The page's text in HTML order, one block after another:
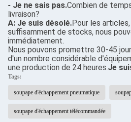
- Je ne sais pas.Combien de
livraison?
A: Je suis désolé.Pour les
suffisamment de stocks, nous
immédiatement.
Nous pouvons promettre 30-45
d'un nombre considérable
une production de 24 heures.Je
Tags:
soupape d'échappement pneumatique
soupape d'échappement télécommandée